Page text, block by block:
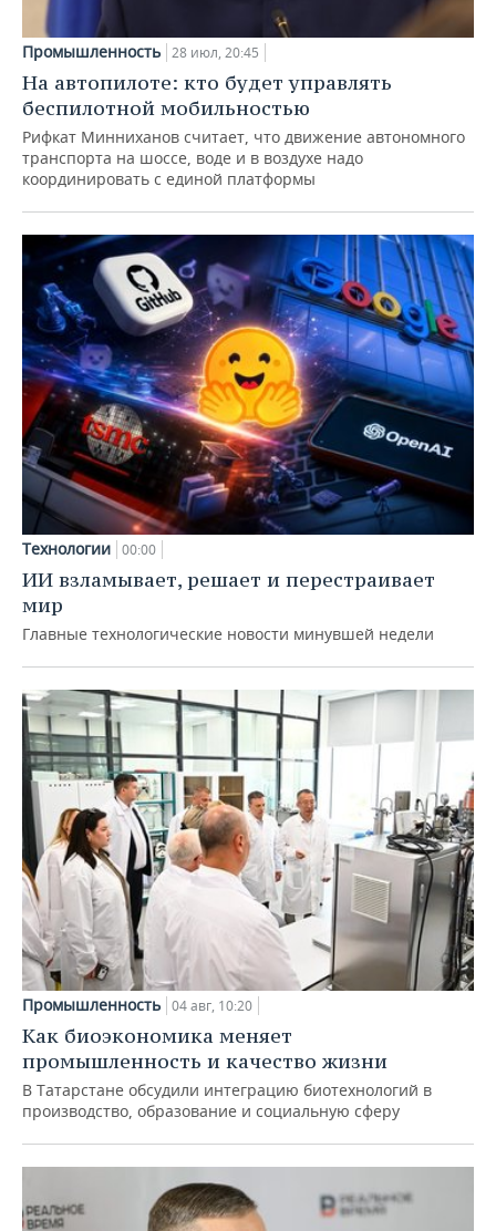
Промышленность 28 июл, 20:45
На автопилоте: кто будет управлять
беспилотной мобильностью
Рифкат Минниханов считает, что движение автономного
транспорта на шоссе, воде и в воздухе надо
координировать с единой платформы
Технологии 00:00
ИИ взламывает, решает и перестраивает
мир
Главные технологические новости минувшей недели
Промышленность 04 авг, 10:20
Как биоэкономика меняет
промышленность и качество жизни
В Татарстане обсудили интеграцию биотехнологий в
производство, образование и социальную сферу